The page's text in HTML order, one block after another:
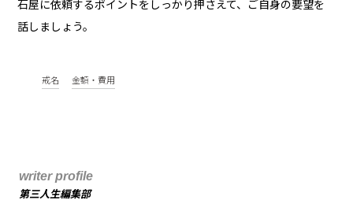
石屋に依頼するポイントをしっかり押さえて、ご自身の要望を
話しましょう。
戒名 金額・費用
writer profile
第三人生編集部